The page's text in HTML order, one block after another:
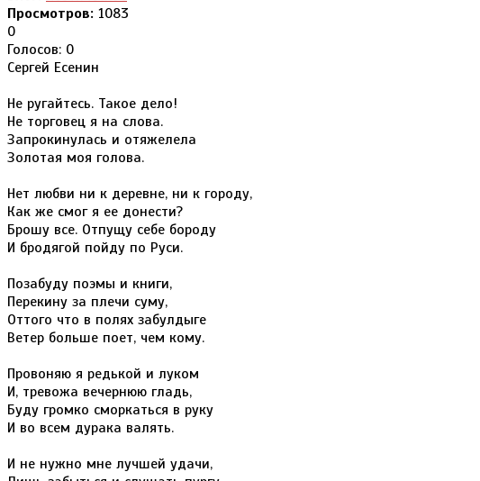
Просмотров: 1083
0
Голосов: 0
Сергей Есенин
Не ругайтесь. Такое дело!
Не торговец я на слова.
Запрокинулась и отяжелела
Золотая моя голова.
Нет любви ни к деревне, ни к городу,
Как же смог я ее донести?
Брошу все. Отпущу себе бороду
И бродягой пойду по Руси.
Позабуду поэмы и книги,
Перекину за плечи суму,
Оттого что в полях забулдыге
Ветер больше поет, чем кому.
Провоняю я редькой и луком
И, тревожа вечернюю гладь,
Буду громко сморкаться в руку
И во всем дурака валять.
И не нужно мне лучшей удачи,